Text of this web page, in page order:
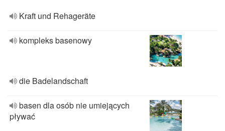
Kraft und Rehageräte
kompleks basenowy
die Badelandschaft
basen dla osób nie umiejących
pływać